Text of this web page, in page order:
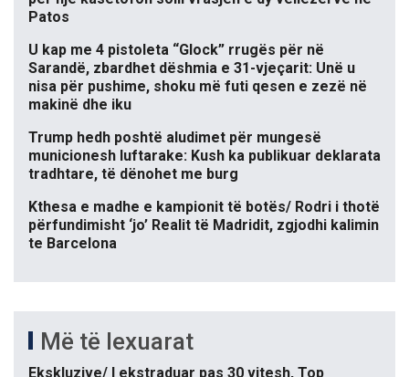
Patos
U kap me 4 pistoleta “Glock” rrugës për në
Sarandë, zbardhet dëshmia e 31-vjeçarit: Unë u
nisa për pushime, shoku më futi qesen e zezë në
makinë dhe iku
Trump hedh poshtë aludimet për mungesë
municionesh luftarake: Kush ka publikuar deklarata
tradhtare, të dënohet me burg
Kthesa e madhe e kampionit të botës/ Rodri i thotë
përfundimisht ‘jo’ Realit të Madridit, zgjodhi kalimin
te Barcelona
Më të lexuarat
Ekskluzive/ I ekstraduar pas 30 vitesh, Top